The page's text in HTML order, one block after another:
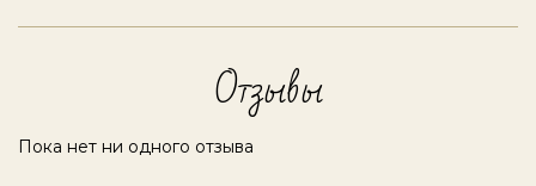
Отзывы
Пока нет ни одного отзыва